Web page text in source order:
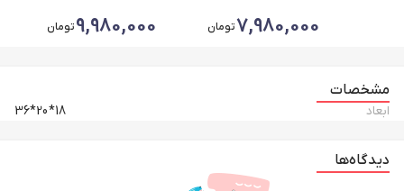
7,980,000تومان 9,980,000تومان
مشخصات
ابعاد 18*20*36
دیدگاه‌ها